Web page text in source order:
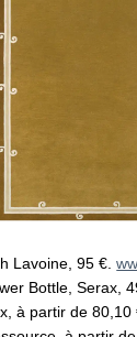
Lavoine, 95 €.
Bottle, Serax,
à partir de